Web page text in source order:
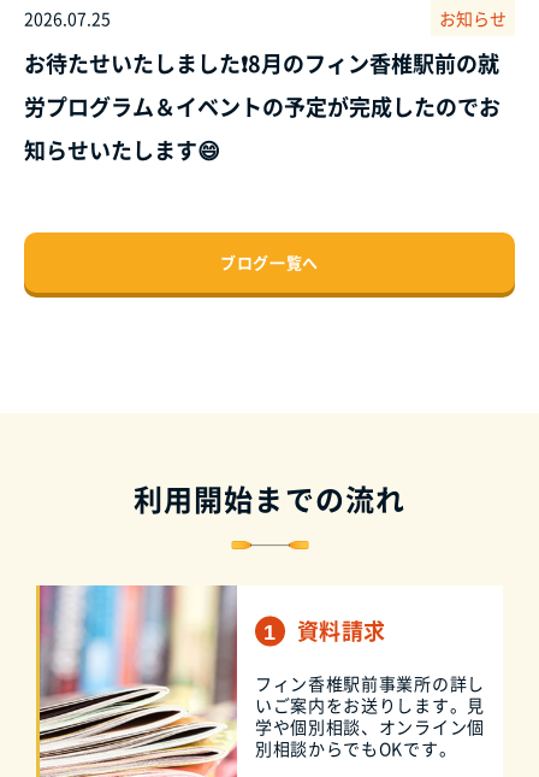
2026.07.25 お知らせ
お待たせいたしました❗8月のフィン香椎駅前の就
労プログラム＆イベントの予定が完成したのでお
知らせいたします😄
ブログ一覧へ
利用開始までの流れ
資料請求
フィン香椎駅前事業所の詳し
いご案内をお送りします。見
学や個別相談、オンライン個
別相談からでもOKです。